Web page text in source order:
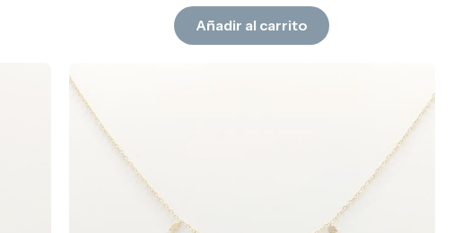
Añadir al carrito